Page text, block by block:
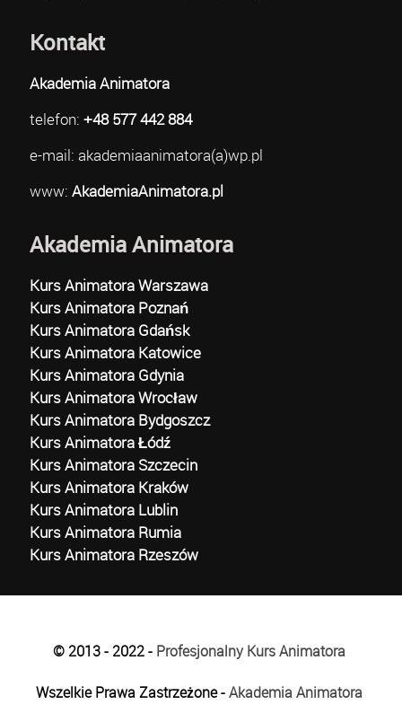
Kontakt
Akademia Animatora
telefon: +48 577 442 884
e-mail: akademiaanimatora(a)wp.pl
www: AkademiaAnimatora.pl
Akademia Animatora
Kurs Animatora Warszawa
Kurs Animatora Poznań
Kurs Animatora Gdańsk
Kurs Animatora Katowice
Kurs Animatora Gdynia
Kurs Animatora Wrocław
Kurs Animatora Bydgoszcz
Kurs Animatora Łódź
Kurs Animatora Szczecin
Kurs Animatora Kraków
Kurs Animatora Lublin
Kurs Animatora Rumia
Kurs Animatora Rzeszów
© 2013 - 2022 - Profesjonalny Kurs Animatora
Wszelkie Prawa Zastrzeżone -Akademia Animatora